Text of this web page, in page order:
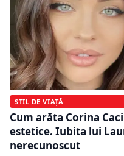
STIL DE VIAȚĂ
Cum arăta Corina
estetice. Iubita lui
nerecunoscut